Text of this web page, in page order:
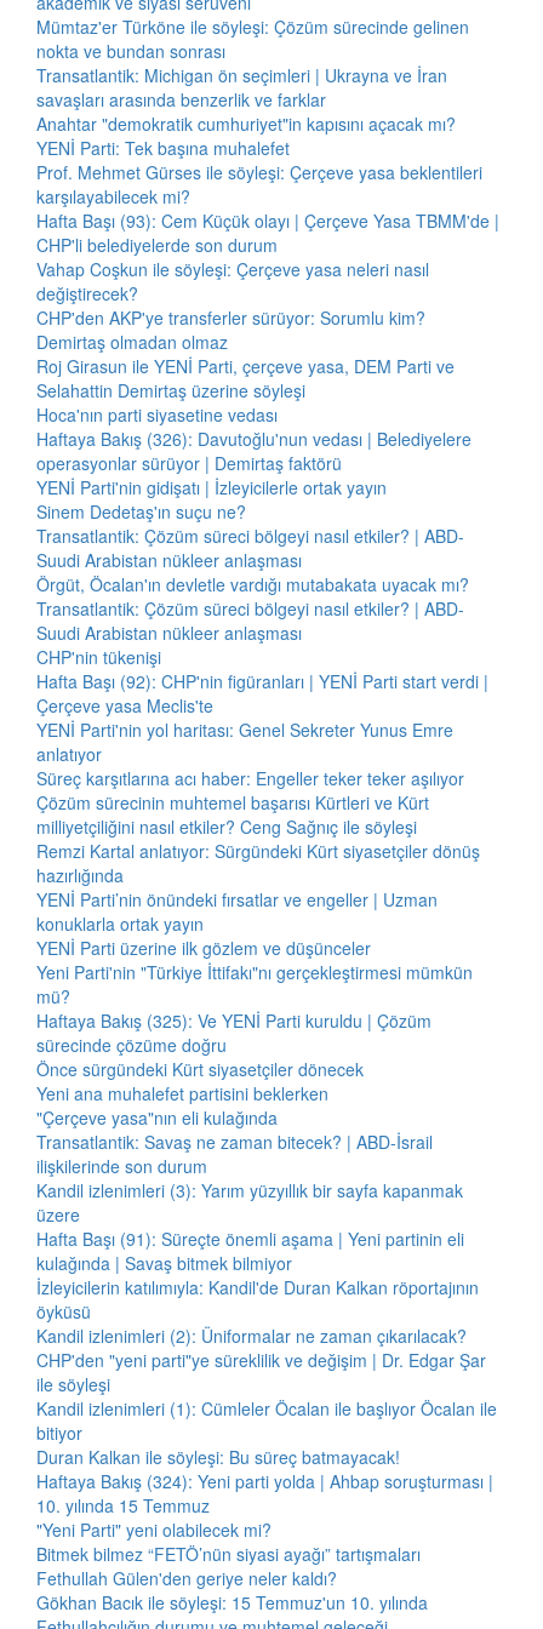
Mümtaz'er Türköne ile söyleşi: Çözüm sürecinde gelinen
nokta ve bundan sonrası
Transatlantik: Michigan ön seçimleri | Ukrayna ve İran
savaşları arasında benzerlik ve farklar
Anahtar "demokratik cumhuriyet"in kapısını açacak mı?
YENİ Parti: Tek başına muhalefet
Prof. Mehmet Gürses ile söyleşi: Çerçeve yasa beklentileri
karşılayabilecek mi?
Hafta Başı (93): Cem Küçük olayı | Çerçeve Yasa TBMM'de |
CHP'li belediyelerde son durum
Vahap Coşkun ile söyleşi: Çerçeve yasa neleri nasıl
değiştirecek?
CHP'den AKP'ye transferler sürüyor: Sorumlu kim?
Demirtaş olmadan olmaz
Roj Girasun ile YENİ Parti, çerçeve yasa, DEM Parti ve
Selahattin Demirtaş üzerine söyleşi
Hoca'nın parti siyasetine vedası
Haftaya Bakış (326): Davutoğlu'nun vedası | Belediyelere
operasyonlar sürüyor | Demirtaş faktörü
YENİ Parti'nin gidişatı | İzleyicilerle ortak yayın
Sinem Dedetaş'ın suçu ne?
Transatlantik: Çözüm süreci bölgeyi nasıl etkiler? | ABD-
Suudi Arabistan nükleer anlaşması
Örgüt, Öcalan'ın devletle vardığı mutabakata uyacak mı?
Transatlantik: Çözüm süreci bölgeyi nasıl etkiler? | ABD-
Suudi Arabistan nükleer anlaşması
CHP'nin tükenişi
Hafta Başı (92): CHP'nin figüranları | YENİ Parti start verdi |
Çerçeve yasa Meclis'te
YENİ Parti'nin yol haritası: Genel Sekreter Yunus Emre
anlatıyor
Süreç karşıtlarına acı haber: Engeller teker teker aşılıyor
Çözüm sürecinin muhtemel başarısı Kürtleri ve Kürt
milliyetçiliğini nasıl etkiler? Ceng Sağnıç ile söyleşi
Remzi Kartal anlatıyor: Sürgündeki Kürt siyasetçiler dönüş
hazırlığında
YENİ Parti’nin önündeki fırsatlar ve engeller | Uzman
konuklarla ortak yayın
YENİ Parti üzerine ilk gözlem ve düşünceler
Yeni Parti'nin "Türkiye İttifakı"nı gerçekleştirmesi mümkün
mü?
Haftaya Bakış (325): Ve YENİ Parti kuruldu | Çözüm
sürecinde çözüme doğru
Önce sürgündeki Kürt siyasetçiler dönecek
Yeni ana muhalefet partisini beklerken
"Çerçeve yasa"nın eli kulağında
Transatlantik: Savaş ne zaman bitecek? | ABD-İsrail
ilişkilerinde son durum
Kandil izlenimleri (3): Yarım yüzyıllık bir sayfa kapanmak
üzere
Hafta Başı (91): Süreçte önemli aşama | Yeni partinin eli
kulağında | Savaş bitmek bilmiyor
İzleyicilerin katılımıyla: Kandil'de Duran Kalkan röportajının
öyküsü
Kandil izlenimleri (2): Üniformalar ne zaman çıkarılacak?
CHP'den "yeni parti"ye süreklilik ve değişim | Dr. Edgar Şar
ile söyleşi
Kandil izlenimleri (1): Cümleler Öcalan ile başlıyor Öcalan ile
bitiyor
Duran Kalkan ile söyleşi: Bu süreç batmayacak!
Haftaya Bakış (324): Yeni parti yolda | Ahbap soruşturması |
10. yılında 15 Temmuz
"Yeni Parti" yeni olabilecek mi?
Bitmek bilmez “FETÖ’nün siyasi ayağı” tartışmaları
Fethullah Gülen'den geriye neler kaldı?
Gökhan Bacık ile söyleşi: 15 Temmuz'un 10. yılında